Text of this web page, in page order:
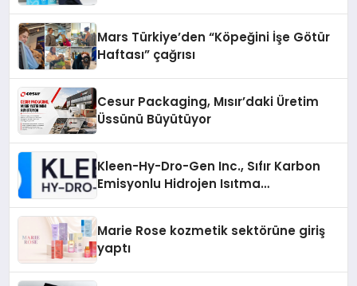
Mars Türkiye’den “Köpeğini İşe Götür
Haftası” çağrısı
Cesur Packaging, Mısır’daki Üretim
Üssünü Büyütüyor
Kleen-Hy-Dro-Gen Inc., Sıfır Karbon
Emisyonlu Hidrojen Isıtma
Marie Rose kozmetik sektörüne giriş
yaptı